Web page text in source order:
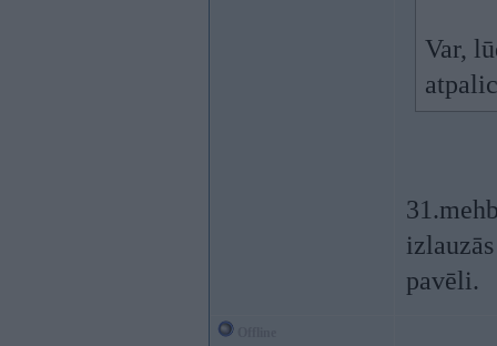
Var,
pavēli.